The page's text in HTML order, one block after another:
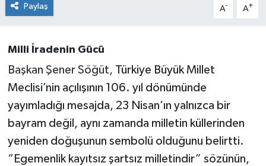
Paylaş A- A+
Milli İradenin Gücü
Başkan Şener Söğüt, Türkiye Büyük Millet
Meclisi’nin açılışının 106. yıl dönümünde
yayımladığı mesajda, 23 Nisan’ın yalnızca bir
bayram değil, aynı zamanda milletin küllerinden
yeniden doğuşunun sembolü olduğunu belirtti.
“Egemenlik kayıtsız şartsız milletindir” sözünün,